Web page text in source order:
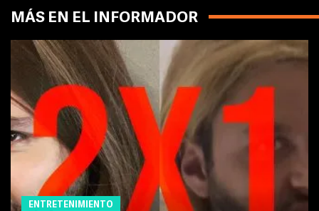
MÁS EN EL INFORMADOR
ENTRETENIMIENTO